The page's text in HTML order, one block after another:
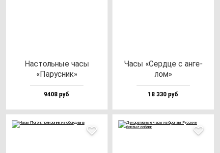
Нас­толь­ные ча­сы
«Парус­ник»
9408 руб
Часы «Сер­дце с ан­ге­
лом»
18 330 руб